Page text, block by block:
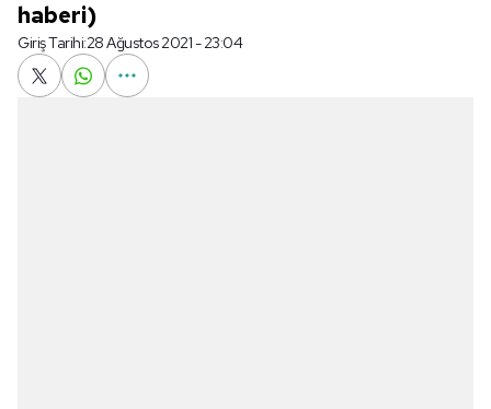
haberi)
Giriş Tarihi:28 Ağustos 2021 - 23:04